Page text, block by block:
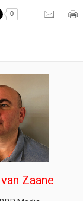
0
Zaane